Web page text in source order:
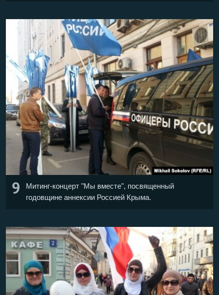
9
Митинг-концерт "Мы вместе", посвященный
годовщине аннексии Россией Крыма.